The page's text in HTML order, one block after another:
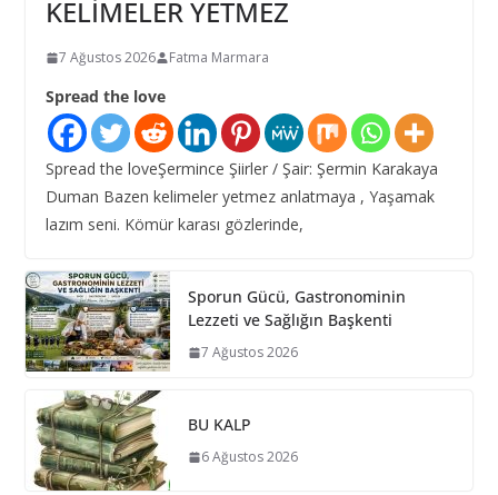
KELİMELER YETMEZ
7 Ağustos 2026 Fatma Marmara
Spread the love
Spread the loveŞermince Şiirler / Şair: Şermin Karakaya
Duman Bazen kelimeler yetmez anlatmaya , Yaşamak
lazım seni. Kömür karası gözlerinde,
Sporun Gücü, Gastronominin
Lezzeti ve Sağlığın Başkenti
7 Ağustos 2026
BU KALP
6 Ağustos 2026